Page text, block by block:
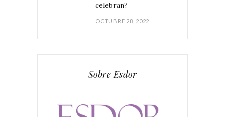
celebran?
OCTUBRE 28, 2022
Sobre Esdor